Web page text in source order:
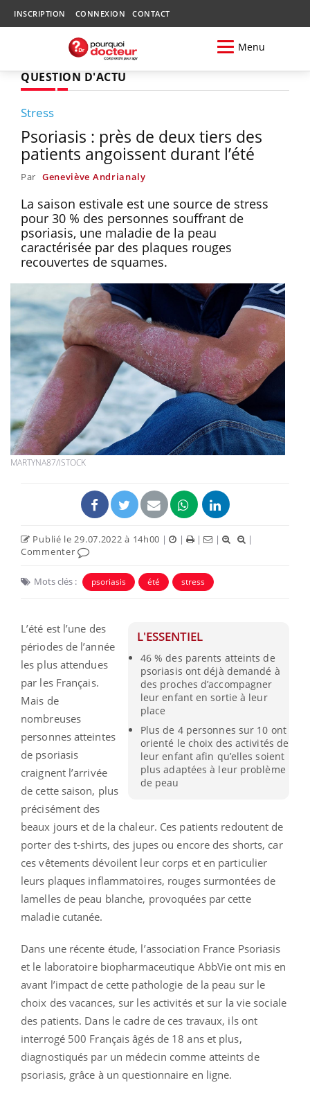
INSCRIPTION CONNEXION CONTACT
Menu
QUESTION D'ACTU
Stress
Psoriasis : près de deux tiers des
patients angoissent durant l’été
Par Geneviève Andrianaly
La saison estivale est une source de stress
pour 30 % des personnes souffrant de
psoriasis, une maladie de la peau
caractérisée par des plaques rouges
recouvertes de squames.
MARTYNA87/ISTOCK
Publié le 29.07.2022 à 14h00 | | | |
|
Commenter
Mots clés : psoriasis été stress
L'ESSENTIEL
46 % des parents atteints de
psoriasis ont déjà demandé à
des proches d’accompagner
leur enfant en sortie à leur
place
Plus de 4 personnes sur 10 ont
orienté le choix des activités de
leur enfant afin qu’elles soient
plus adaptées à leur problème
de peau
L’été est l’une des
périodes de l’année
les plus attendues
par les Français.
Mais de
nombreuses
personnes atteintes
de psoriasis
craignent l’arrivée
de cette saison, plus
précisément des
beaux jours et de la chaleur. Ces patients redoutent de
porter des t-shirts, des jupes ou encore des shorts, car
ces vêtements dévoilent leur corps et en particulier
leurs plaques inflammatoires, rouges surmontées de
lamelles de peau blanche, provoquées par cette
maladie cutanée.
Dans une récente étude, l’association France Psoriasis
et le laboratoire biopharmaceutique AbbVie ont mis en
avant l’impact de cette pathologie de la peau sur le
choix des vacances, sur les activités et sur la vie sociale
des patients. Dans le cadre de ces travaux, ils ont
interrogé 500 Français âgés de 18 ans et plus,
diagnostiqués par un médecin comme atteints de
psoriasis, grâce à un questionnaire en ligne.